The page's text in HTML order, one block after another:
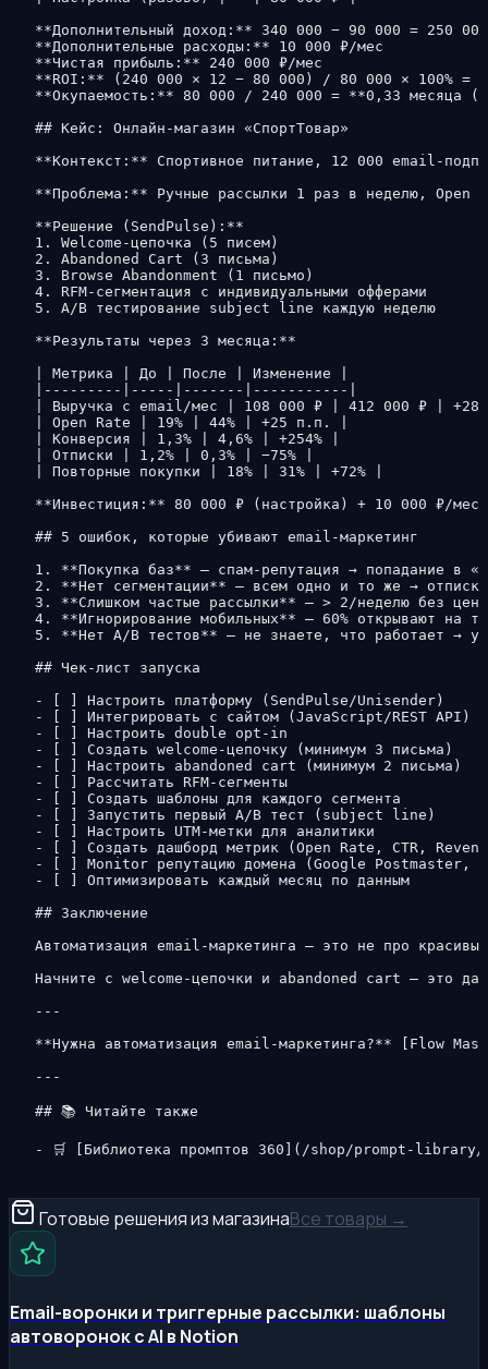
**Дополнительный доход:** 340 000 − 90 000 = 250
**Дополнительные расходы:** 10 000 ₽/мес
**Чистая прибыль:** 240 000 ₽/мес
**ROI:** (240 000 × 12 − 80 000) / 80 000 × 100% =
**Окупаемость:** 80 000 / 240 000 = **0,33 месяца
## Кейс: Онлайн-магазин «СпортТовар»
**Контекст:** Спортивное питание, 12 000 email-
**Проблема:** Ручные рассылки 1 раз в неделю, Open
**Решение (SendPulse):**
1. Welcome-цепочка (5 писем)
2. Abandoned Cart (3 письма)
3. Browse Abandonment (1 письмо)
4. RFM-сегментация с индивидуальными офферами
5. A/B тестирование subject line каждую неделю
**Результаты через 3 месяца:**
| Метрика | До | После | Изменение |
|---------|-----|-------|-----------|
| Выручка с email/мес | 108 000 ₽ | 412 000 ₽ |
| Open Rate | 19% | 44% | +25 п.п. |
| Конверсия | 1,3% | 4,6% | +254% |
| Отписки | 1,2% | 0,3% | −75% |
| Повторные покупки | 18% | 31% | +72% |
**Инвестиция:** 80 000 ₽ (настройка) + 10 000 ₽/
## 5 ошибок, которые убивают email-маркетинг
1. **Покупка баз** — спам-репутация → попадание в
2. **Нет сегментации** — всем одно и то же → отписки
3. **Слишком частые рассылки** — > 2/неделю без
4. **Игнорирование мобильных** — 60% открывают на
5. **Нет A/B тестов** — не знаете, что работает →
## Чек-лист запуска
- [ ] Настроить платформу (SendPulse/Unisender)
- [ ] Интегрировать с сайтом (JavaScript/REST API)
- [ ] Настроить double opt-in
- [ ] Создать welcome-цепочку (минимум 3 письма)
- [ ] Настроить abandoned cart (минимум 2 письма)
- [ ] Рассчитать RFM-сегменты
- [ ] Создать шаблоны для каждого сегмента
- [ ] Запустить первый A/B тест (subject line)
- [ ] Настроить UTM-метки для аналитики
- [ ] Создать дашборд метрик (Open Rate, CTR,
- [ ] Monitor репутацию домена (Google Postmaster,
- [ ] Оптимизировать каждый месяц по данным
## Заключение
Автоматизация email-маркетинга — это не про
Начните с welcome-цепочки и abandoned cart — это
---
**Нужна автоматизация email-маркетинга?** [Flow
---
## 📚 Читайте также
- 🛒 [Библиотека промптов 360](/shop/prompt-library/)
Готовые решения из магазинаВсе товары →
Email-воронки и триггерные рассылки: шаблоны
автоворонок с AI в Notion